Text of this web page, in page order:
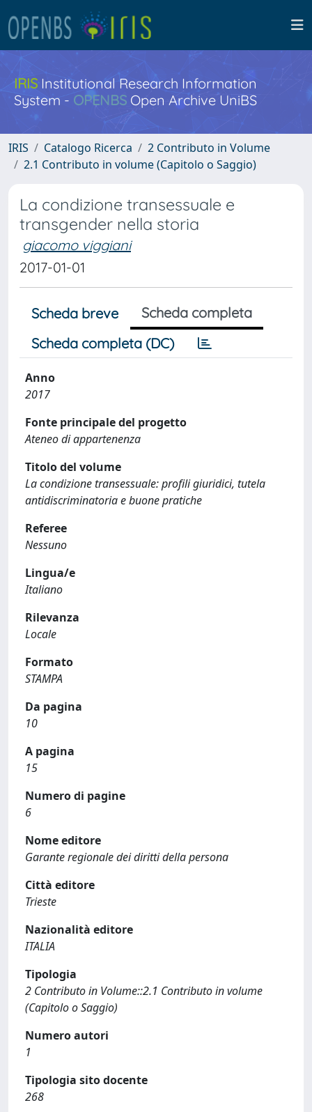
IRISInstitutional Research Information
System - OPENBS Open Archive UniBS
IRIS Catalogo Ricerca
2 Contributo in Volume
2.1 Contributo in volume (Capitolo o Saggio)
La condizione transessuale e
transgender nella storia
giacomo viggiani
2017-01-01
Scheda breve
Scheda completa
Scheda completa (DC)
Anno
2017
Fonte principale del progetto
Ateneo di appartenenza
Titolo del volume
La condizione transessuale: profili giuridici, tutela
antidiscriminatoria e buone pratiche
Referee
Nessuno
Lingua/e
Italiano
Rilevanza
Locale
Formato
STAMPA
Da pagina
10
A pagina
15
Numero di pagine
6
Nome editore
Garante regionale dei diritti della persona
Città editore
Trieste
Nazionalità editore
ITALIA
Tipologia
2 Contributo in Volume::2.1 Contributo in volume
(Capitolo o Saggio)
Numero autori
1
Tipologia sito docente
268